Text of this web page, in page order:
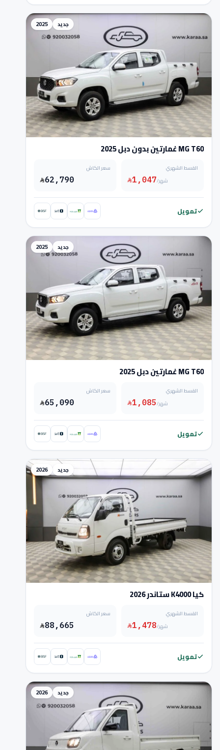
جديد 2025
MG T60 غمارتين بدون دبل 2025
القسط الشهري
1,047 /شهر
سعر الكاش
62,790
تمويل
جديد 2025
MG T60 غمارتين دبل 2025
القسط الشهري
1,085 /شهر
سعر الكاش
65,090
تمويل
جديد 2026
كيا K4000 ستاندر 2026
القسط الشهري
1,478 /شهر
سعر الكاش
88,665
تمويل
جديد 2026